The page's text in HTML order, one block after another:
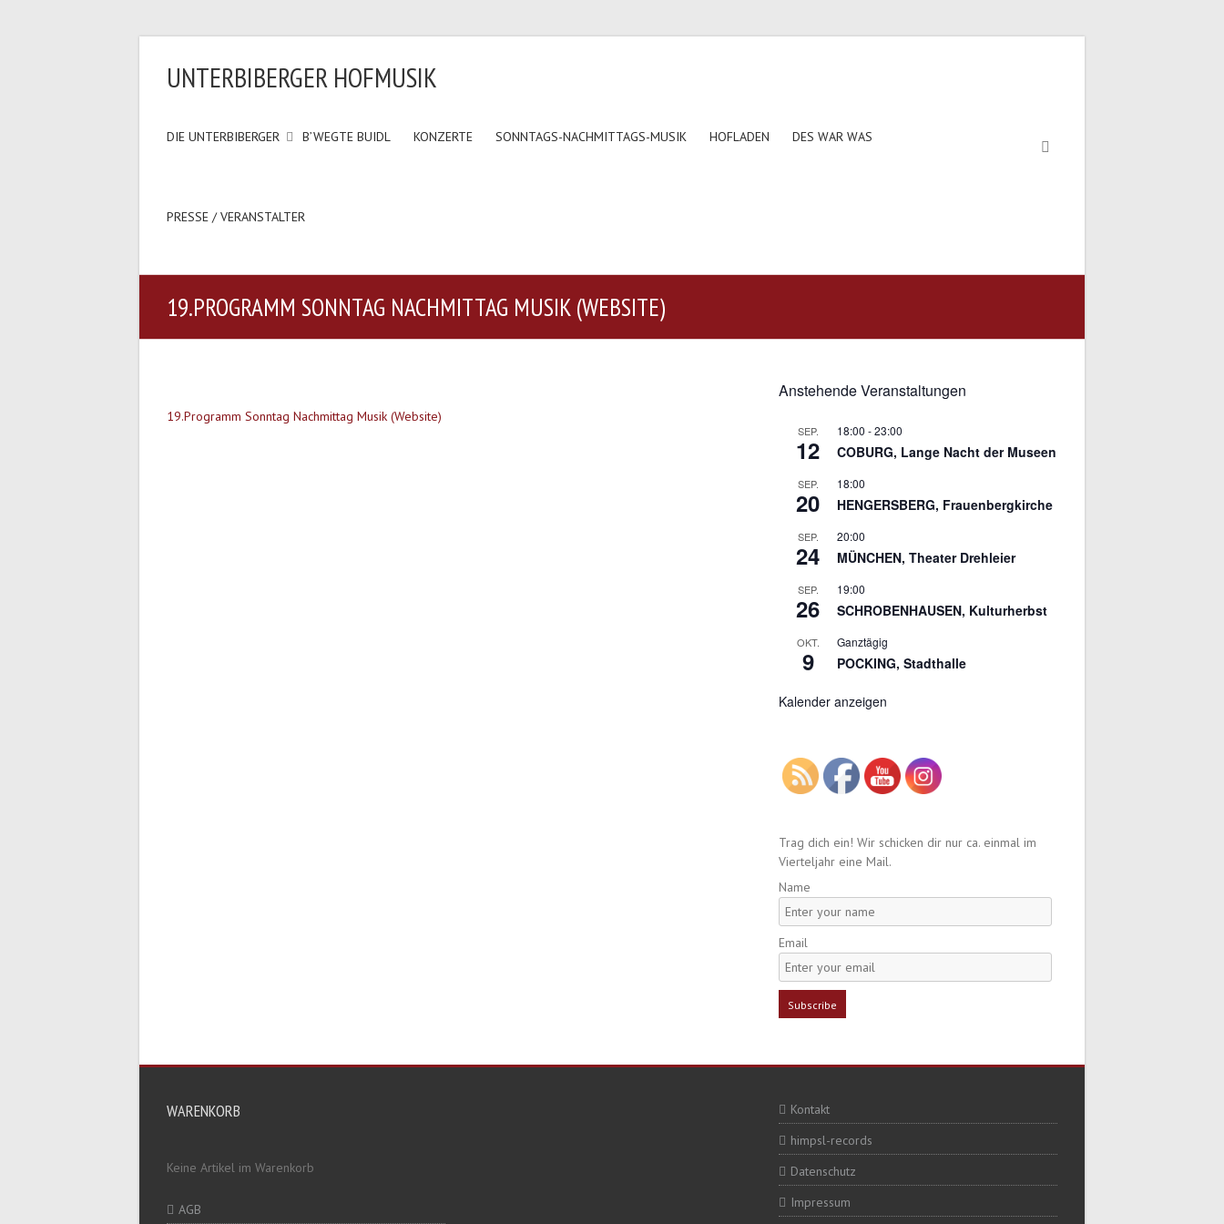
UNTERBIBERGER HOFMUSIK
DIE UNTERBIBERGER B’WEGTE BUIDL KONZERTE SONNTAGS-NACHMITTAGS-MUSIK HOFLADEN DES WAR WAS
PRESSE / VERANSTALTER
19.PROGRAMM SONNTAG NACHMITTAG MUSIK (WEBSITE)
19.Programm Sonntag Nachmittag Musik (Website)
Anstehende Veranstaltungen
SEP.
12
18:00 -23:00
COBURG, Lange Nacht der Museen
SEP.
20
18:00
HENGERSBERG, Frauenbergkirche
SEP.
24
20:00
MÜNCHEN, Theater Drehleier
SEP.
26
19:00
SCHROBENHAUSEN, Kulturherbst
OKT.
9
Ganztägig
POCKING, Stadthalle
Kalender anzeigen
Trag dich ein! Wir schicken dir nur ca. einmal im
Vierteljahr eine Mail.
Name
Email
WARENKORB
Keine Artikel im Warenkorb
AGB
Kontakt
himpsl-records
Datenschutz
Impressum